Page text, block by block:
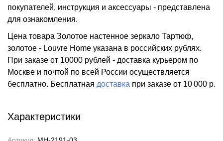
покупателей, инструкция и аксессуары - представлена
для ознакомления.
Цена товара Золотое настенное зеркало Тартюф,
золотое - Louvre Home указана в российских рублях.
При заказе от 10000 рублей - доставка курьером по
Москве и почтой по всей России осуществляется
бесплатно. Бесплатная доставка при заказе от 10 000 р.
Характеристики